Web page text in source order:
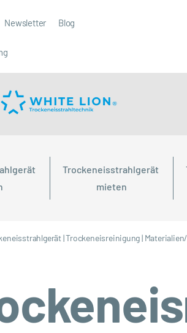
Newsletter Blog
Trockeneisstrahlgerät
mieten
|Trockeneisreinigung|